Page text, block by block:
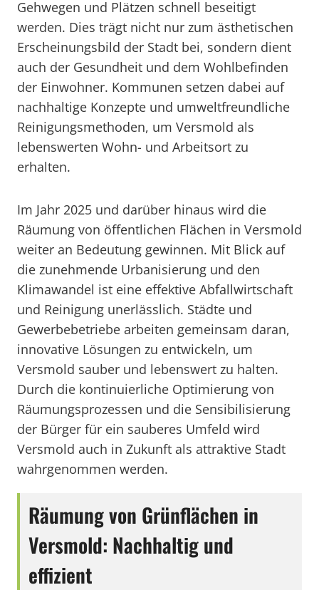
Gehwegen und Plätzen schnell beseitigt
werden. Dies trägt nicht nur zum ästhetischen
Erscheinungsbild der Stadt bei, sondern dient
auch der Gesundheit und dem Wohlbefinden
der Einwohner. Kommunen setzen dabei auf
nachhaltige Konzepte und umweltfreundliche
Reinigungsmethoden, um Versmold als
lebenswerten Wohn- und Arbeitsort zu
erhalten.
Im Jahr 2025 und darüber hinaus wird die
Räumung von öffentlichen Flächen in Versmold
weiter an Bedeutung gewinnen. Mit Blick auf
die zunehmende Urbanisierung und den
Klimawandel ist eine effektive Abfallwirtschaft
und Reinigung unerlässlich. Städte und
Gewerbebetriebe arbeiten gemeinsam daran,
innovative Lösungen zu entwickeln, um
Versmold sauber und lebenswert zu halten.
Durch die kontinuierliche Optimierung von
Räumungsprozessen und die Sensibilisierung
der Bürger für ein sauberes Umfeld wird
Versmold auch in Zukunft als attraktive Stadt
wahrgenommen werden.
Räumung von Grünflächen in
Versmold: Nachhaltig und
effizient